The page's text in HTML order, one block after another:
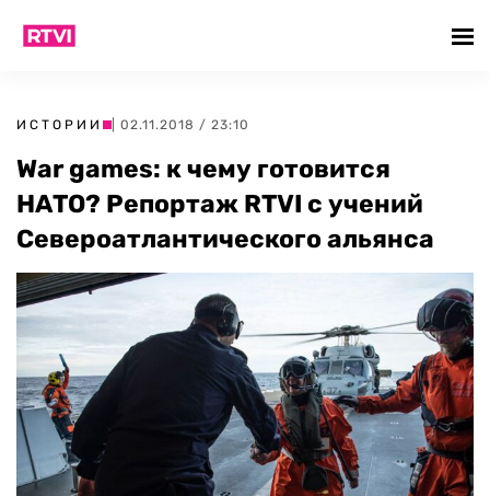
ИСТОРИИ | 02.11.2018 / 23:10
War games: к чему готовится
НАТО? Репортаж RTVI c учений
Cевероатлантического альянса